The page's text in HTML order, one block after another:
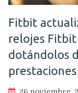
Fitbit
relojes Fitbit
dotándolos
prestaciones